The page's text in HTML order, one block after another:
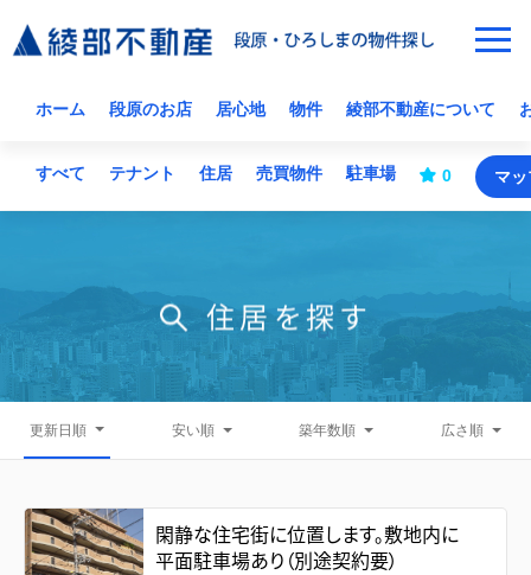
ホーム 段原のお店 居心地 物件 綾部不動産について
すべて テナント 住居 売買物件 駐車場 0 マッ
住居を探す
更新日順 安い順 築年数順 広さ順
閑静な住宅街に位置します。敷地内に
平面駐車場あり（別途契約要）